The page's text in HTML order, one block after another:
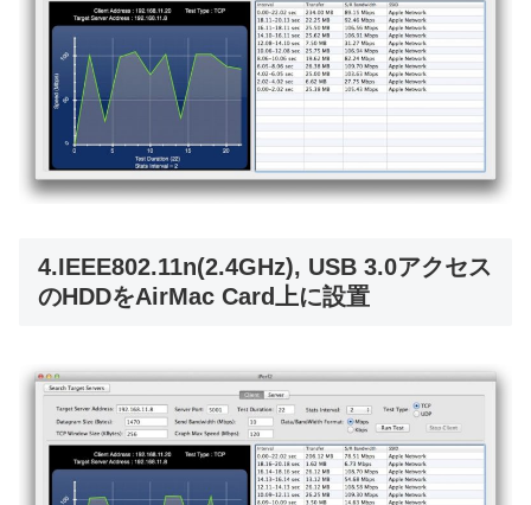
4.IEEE802.11n(2.4GHz), USB 3.0アクセス
のHDDをAirMac Card上に設置